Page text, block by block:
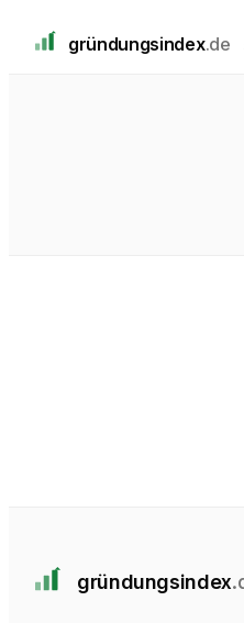
gründungsindex.de
gründungsindex